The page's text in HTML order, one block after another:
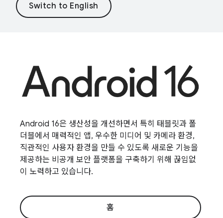
Android 16은 생산성을 개선하면서 특히 태블릿과 폴
더블에서 매력적인 앱, 우수한 미디어 및 카메라 환경,
직관적인 사용자 환경을 만들 수 있도록 새로운 기능을
제공하는 비공개 보안 플랫폼을 구축하기 위해 끊임없
이 노력하고 있습니다.
홈